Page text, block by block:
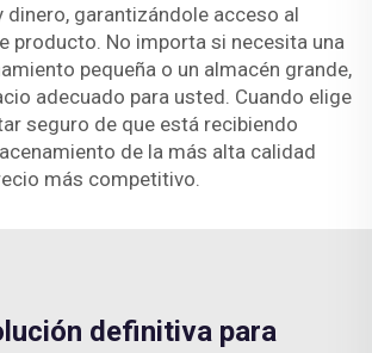
dinero, garantizándole acceso al
producto. No importa si necesita una
pequeña o un almacén grande,
adecuado para usted. Cuando elige
seguro de que está recibiendo
de la más alta calidad
más competitivo.
definitiva para